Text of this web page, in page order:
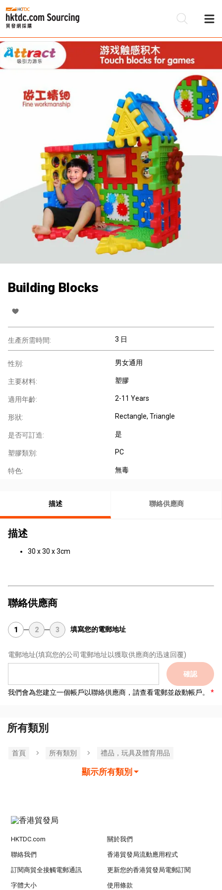
Building Blocks
生產所需時間: 3 日
性别: 男女通用
主要材料: 塑膠
適用年齡: 2-11 Years
形狀: Rectangle, Triangle
是否可訂造: 是
塑膠類別: PC
特色: 無毒
描述 聯絡供應商
描述
30 x 30 x 3cm
聯絡供應商
1 2 3 填寫您的電郵地址
電郵地址(填寫您的公司電郵地址以獲取供應商的迅速回覆)
確認
我們會為您建立一個帳戶以聯絡供應商，請查看電郵並啟動帳戶。
所有類別
首頁 所有類別 禮品，玩具及體育用品
顯示所有類別
HKTDC.com 關於我們
聯絡我們 香港貿發局流動應用程式
訂閱商貿全接觸電郵通訊 更新您的香港貿發局電郵訂閱
字體大小 使用條款